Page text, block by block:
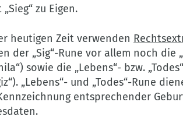
„Sieg“ zu Eigen.
heutigen Zeit verwenden
der „Sig“-Rune vor allem noch die
sowie die „Lebens“- bzw.
„Lebens“- und „Todes“-Rune
entsprechender